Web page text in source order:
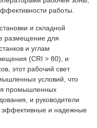
работы.
и складной
размещение для
и углам
(CRI > 80), и
этот рабочий свет
условий, что
промышленных
и руководители
эффективные и надежные